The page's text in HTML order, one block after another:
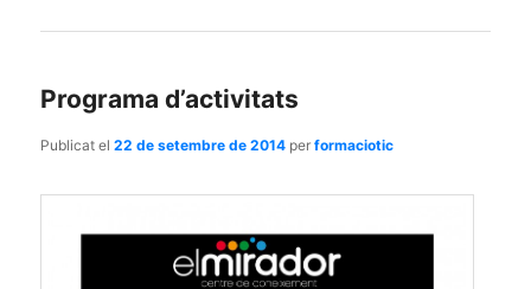
Programa d’activitats
Publicat el22 de setembre de 2014 performaciotic